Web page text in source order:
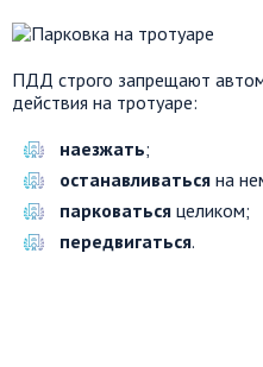
ПДД строго запрещают
действия на тротуаре:
наезжать;
останавливаться на
парковаться целиком;
передвигаться.